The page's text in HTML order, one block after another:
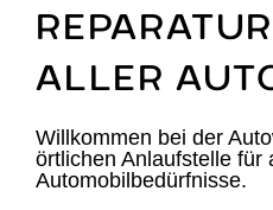
ALLER
Willkommen bei der
örtlichen Anlaufstelle für
Automobilbedürfnisse.